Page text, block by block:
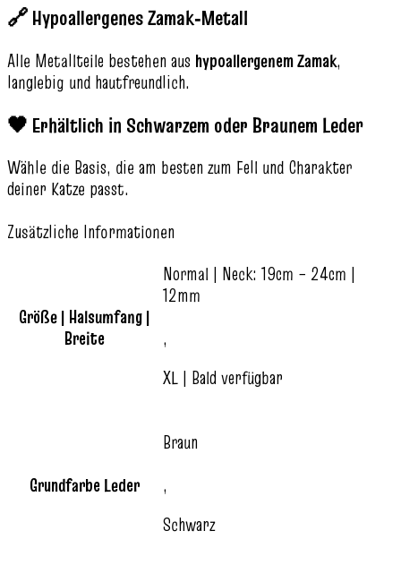
🔗 Hypoallergenes Zamak‑Metall
Alle Metallteile bestehen aus hypoallergenem Zamak,
langlebig und hautfreundlich.
🖤 Erhältlich in Schwarzem oder Braunem Leder
Wähle die Basis, die am besten zum Fell und Charakter
deiner Katze passt.
Zusätzliche Informationen
Größe | Halsumfang |
Breite
Normal | Neck: 19cm – 24cm |
12mm
,
XL | Bald verfügbar
Grundfarbe Leder
Braun
,
Schwarz